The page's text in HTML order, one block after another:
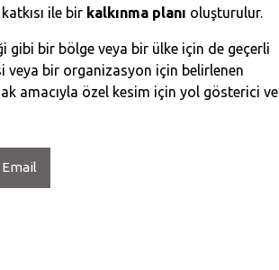
ile bir kalkınma planı oluşturulur.
gibi bir bölge veya bir ülke için de geçerli
veya bir organizasyon için belirlenen
amacıyla özel kesim için yol gösterici ve
Email